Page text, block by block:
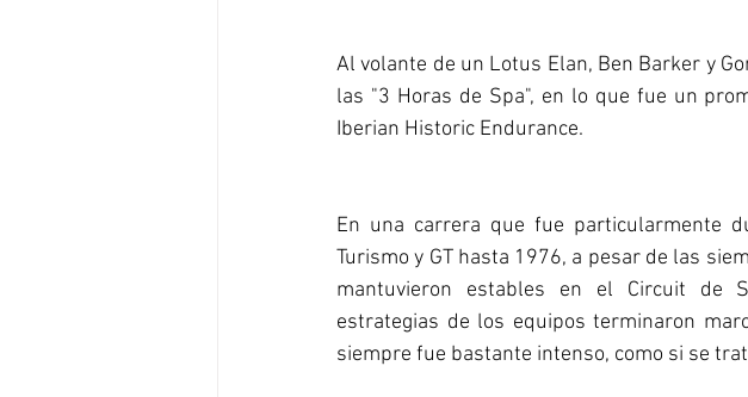
Al volante de un Lotus Elan, Ben Barker y
las "3 Horas de Spa", en lo que fue un
Iberian Historic Endurance.
En una carrera que fue particularmente
Turismo y GT hasta 1976, a pesar de las
mantuvieron estables en el Circuit de
estrategias de los equipos terminaron
siempre fue bastante intenso, como si se